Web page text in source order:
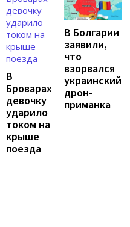
В
Броварах
девочку
ударило
током на
крыше
поезда
В Болгарии
заявили,
что
взорвался
украинский
дрон-
приманка